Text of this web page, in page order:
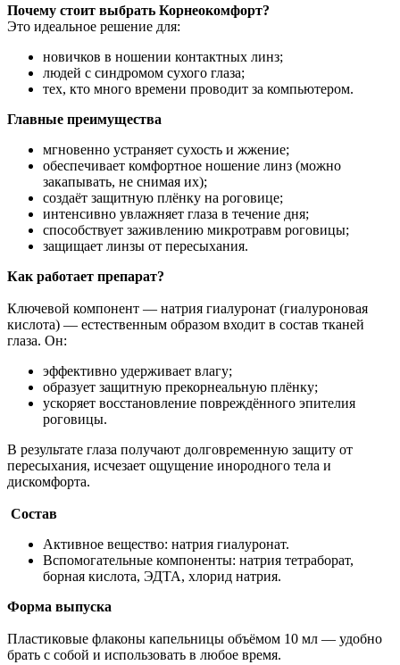
Почему стоит выбрать Корнеокомфорт?
Это идеальное решение для:
новичков в ношении контактных линз;
людей с синдромом сухого глаза;
тех, кто много времени проводит за компьютером.
Главные преимущества
мгновенно устраняет сухость и жжение;
обеспечивает комфортное ношение линз (можно
закапывать, не снимая их);
создаёт защитную плёнку на роговице;
интенсивно увлажняет глаза в течение дня;
способствует заживлению микротравм роговицы;
защищает линзы от пересыхания.
Как работает препарат?
Ключевой компонент — натрия гиалуронат (гиалуроновая
кислота) — естественным образом входит в состав тканей
глаза. Он:
эффективно удерживает влагу;
образует защитную прекорнеальную плёнку;
ускоряет восстановление повреждённого эпителия
роговицы.
В результате глаза получают долговременную защиту от
пересыхания, исчезает ощущение инородного тела и
дискомфорта.
Состав
Активное вещество: натрия гиалуронат.
Вспомогательные компоненты: натрия тетраборат,
борная кислота, ЭДТА, хлорид натрия.
Форма выпуска
Пластиковые флаконы капельницы объёмом 10 мл — удобно
брать с собой и использовать в любое время.